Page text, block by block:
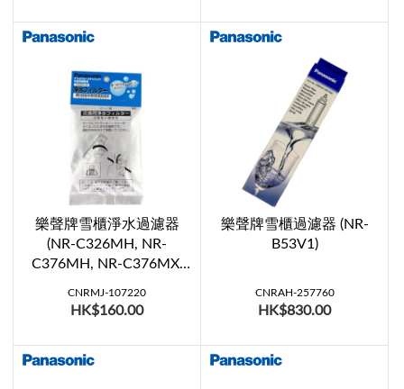
樂聲牌雪櫃淨水過濾器
(NR-C326MH, NR-
C376MH, NR-C376MX,
CNRMJ-107220
HK$160.00
樂聲牌雪櫃過濾器 (NR-
B53V1)
CNRAH-257760
HK$830.00